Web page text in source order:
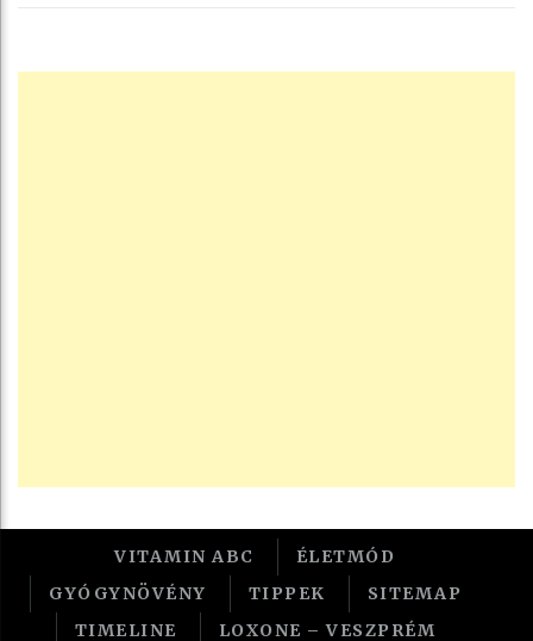
VITAMIN ABC
ÉLETMÓD
GYÓGYNÖVÉNY
TIPPEK
SITEMAP
TIMELINE
LOXONE – VESZPRÉM